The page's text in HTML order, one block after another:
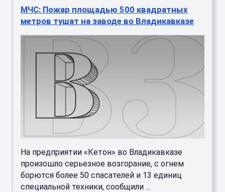
МЧС: Пожар площадью 500 квадратных
метров тушат на заводе во Владикавказе
На предприятии «Кетон» во Владикавказе
произошло серьезное возгорание, с огнем
борются более 50 спасателей и 13 единиц
специальной техники, сообщили ...